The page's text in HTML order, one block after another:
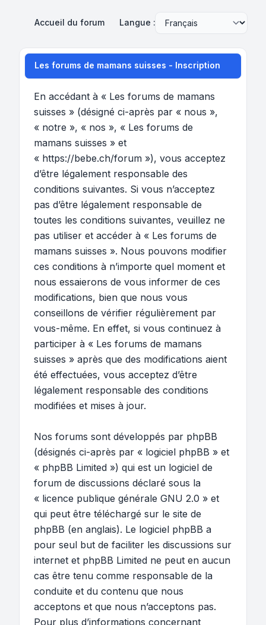
Accueil du forum Langue :
Les forums de mamans suisses - Inscription
En accédant à « Les forums de mamans
suisses » (désigné ci-après par « nous »,
« notre », « nos », « Les forums de
mamans suisses » et
« https://bebe.ch/forum »), vous acceptez
d’être légalement responsable des
conditions suivantes. Si vous n’acceptez
pas d’être légalement responsable de
toutes les conditions suivantes, veuillez ne
pas utiliser et accéder à « Les forums de
mamans suisses ». Nous pouvons modifier
ces conditions à n’importe quel moment et
nous essaierons de vous informer de ces
modifications, bien que nous vous
conseillons de vérifier régulièrement par
vous-même. En effet, si vous continuez à
participer à « Les forums de mamans
suisses » après que des modifications aient
été effectuées, vous acceptez d’être
légalement responsable des conditions
modifiées et mises à jour.
Nos forums sont développés par phpBB
(désignés ci-après par « logiciel phpBB » et
« phpBB Limited ») qui est un logiciel de
forum de discussions déclaré sous la
« licence publique générale GNU 2.0 » et
qui peut être téléchargé sur le site de
phpBB (en anglais). Le logiciel phpBB a
pour seul but de faciliter les discussions sur
internet et phpBB Limited ne peut en aucun
cas être tenu comme responsable de la
conduite et du contenu que nous
acceptons et que nous n’acceptons pas.
Pour plus d’informations concernant